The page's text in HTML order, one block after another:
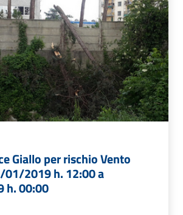
Giallo per rischio Vento
01/2019 h. 12:00 a
h. 00:00